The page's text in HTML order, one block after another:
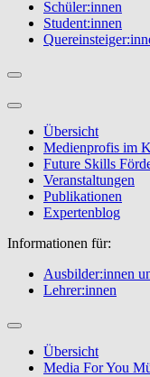
Schüler:innen
Student:innen
Übersicht
Medienprofis im
Future Skills
Veranstaltungen
Publikationen
Expertenblog
Informationen für:
Ausbilder:innen
Lehrer:innen
Übersicht
Media For You